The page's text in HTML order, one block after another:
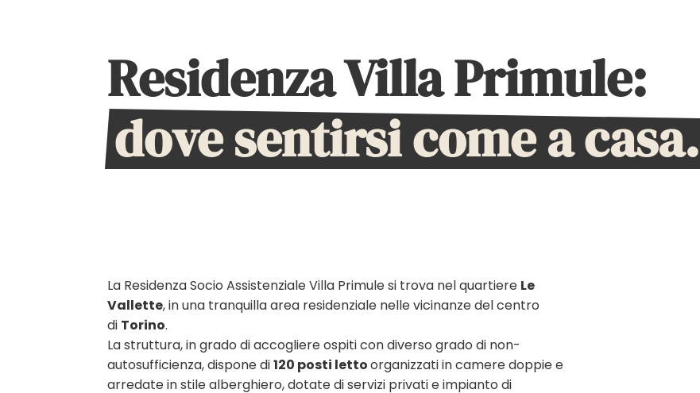
Residenza Villa Primule:
dove sentirsi come a casa.
La Residenza Socio Assistenziale Villa Primule si trova nel quartiere Le
Vallette, in una tranquilla area residenziale nelle vicinanze del centro
di Torino.
La struttura, in grado di accogliere ospiti con diverso grado di non-
autosufficienza, dispone di120 posti lettoorganizzati in camere doppie e
arredate in stile alberghiero, dotate di servizi privati e impianto di